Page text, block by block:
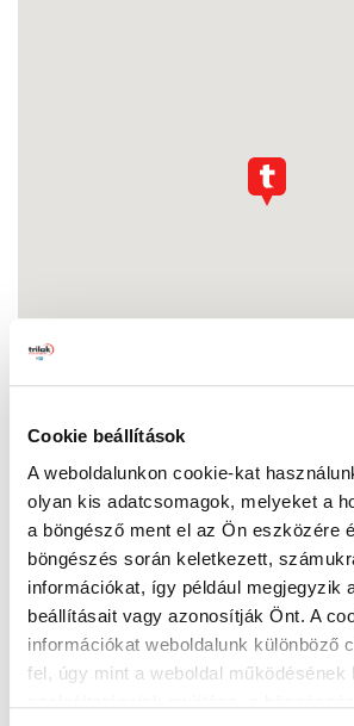
Cookie beállítások
A weboldalunkon cookie-kat
olyan kis adatcsomagok, melyeket a
a böngésző ment el az Ön eszközére
böngészés során keletkezett,
információkat, így például megjegyzik
beállításait vagy azonosítják Önt. A
információkat weboldalunk különböző
fel, úgy mint a weboldal működésének
Vitál-Kolor festékstudió
3200 Gyöngyös, Bethlen Gábor u. 2
Nyitvatartás:
Hétfő:
07:00 - 17:00
Kedd:
07:00 - 17:00
Szerda:
07:00 - 17:00
Csütörtök: 07:00 - 17:00
Péntek:
07:00 - 17:00